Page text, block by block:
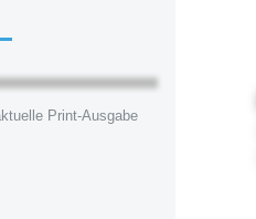
Print-Ausgabe